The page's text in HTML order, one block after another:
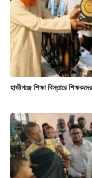
হাজীগঞ্জে শিক্ষা বিস্তারে